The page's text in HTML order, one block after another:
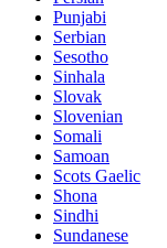
Punjabi
Serbian
Sesotho
Sinhala
Slovak
Slovenian
Somali
Samoan
Scots Gaelic
Shona
Sindhi
Sundanese